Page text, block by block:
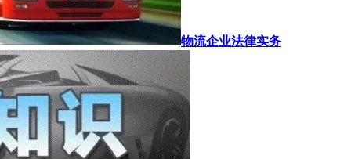
物流企业法律实务